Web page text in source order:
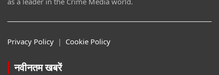
Privacy Policy | Cookie Policy
नवीनतम खबरें